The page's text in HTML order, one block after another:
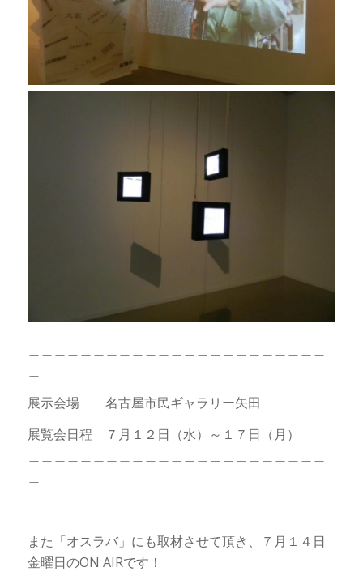
展示会場 名古屋市民ギャラリー矢田
展覧会日程 ７月１２日（水）～１７日（月）
また「オスラバ」にも取材させて頂き、７月１４日
金曜日のON AIRです！